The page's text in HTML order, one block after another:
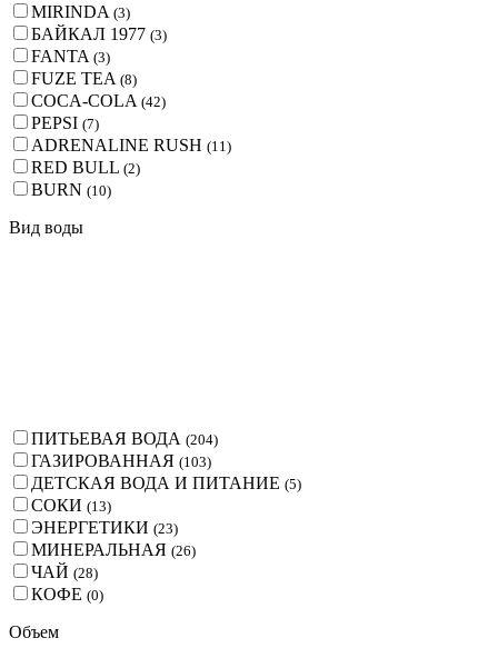
MIRINDA (3)
БАЙКАЛ 1977 (3)
FANTA (3)
FUZE TEA (8)
COCA-COLA (42)
PEPSI (7)
ADRENALINE RUSH (11 )
RED BULL (2)
BURN (10)
Вид воды
ПИТЬЕВАЯ ВОДА (204)
ГАЗИРОВАННАЯ (103)
ДЕТСКАЯ ВОДА И ПИТАНИЕ (5)
СОКИ (13)
ЭНЕРГЕТИКИ (23)
МИНЕРАЛЬНАЯ (26)
ЧАЙ (28)
КОФЕ (0)
Объем